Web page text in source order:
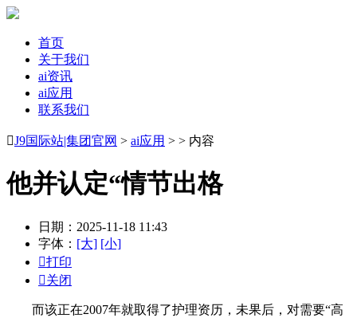
首页
关于我们
ai资讯
ai应用
联系我们
J9国际站|集团官网 > ai应用 > > 内容
他并认定“情节出格
日期：2025-11-18 11:43
字体： [大] [小]
打印
关闭
而该正在2007年就取得了护理资历，未果后，对需要“高